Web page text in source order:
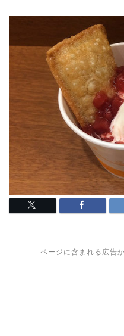
ページに含まれる広告